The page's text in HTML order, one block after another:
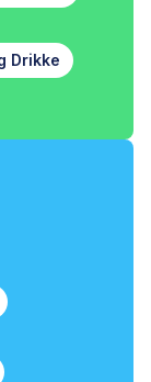
Drikke